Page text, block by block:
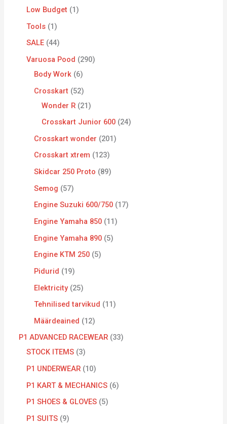
Low Budget 1
Tools 1
SALE 44
Varuosa Pood
290
Body Work 6
Crosskart
52
Wonder R 21
Crosskart Junior 600 24
Crosskart wonder
201
Crosskart xtrem
123
Skidcar 250 Proto
89
Semog
57
Engine Suzuki 600/750 17
Engine Yamaha 850 11
Engine Yamaha 890 5
Engine KTM 250 5
Pidurid
19
Elektricity 25
Tehnilised tarvikud
11
Määrdeained
12
P1 ADVANCED RACEWEAR 33
STOCK ITEMS 3
P1 UNDERWEAR 10
P1 KART & MECHANICS 6
P1 SHOES & GLOVES 5
P1 SUITS 9